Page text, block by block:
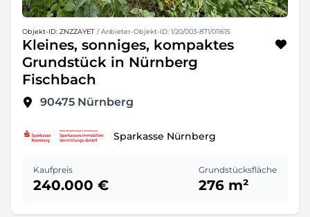
Objekt-ID: ZNZZAYET / Anbieter-Objekt-ID: 1/20/003-871/011615
Kleines, sonniges, kompaktes
Grundstück in Nürnberg
Fischbach
90475 Nürnberg
Sparkasse Nürnberg
Kaufpreis
240.000 €
Grundstücksfläche
276 m²